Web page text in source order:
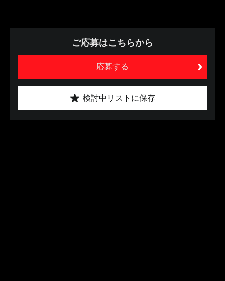
ご応募はこちらから
応募する
検討中リストに保存